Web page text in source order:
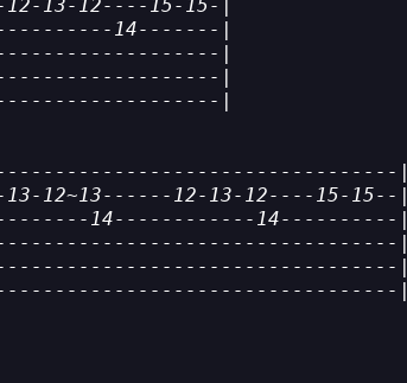
13-12----15-15-|
14-------|
|
|
|
|
12-13-12----15-15--|
14------------14----------|
|
|
|